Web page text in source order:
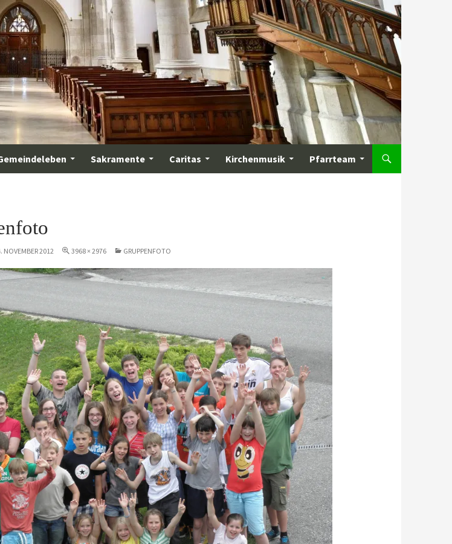
Sakramente Caritas Kirchenmusik Pfarrteam
NOVEMBER 2012 3968 × 2976 GRUPPENFOTO